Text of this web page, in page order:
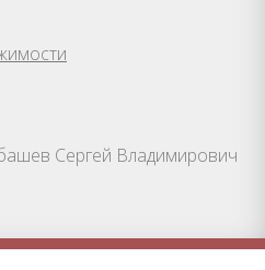
Сергей Владимирович